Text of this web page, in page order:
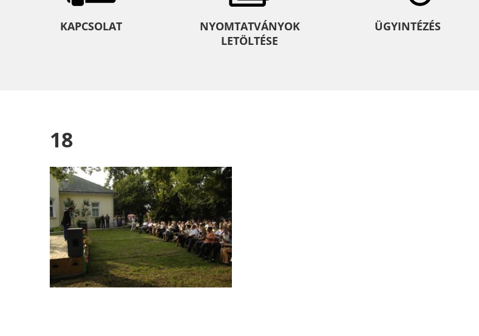
KAPCSOLAT
NYOMTATVÁNYOK
LETÖLTÉSE
ÜGYINTÉZÉS
18